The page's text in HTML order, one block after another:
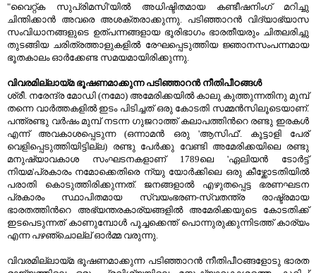
"വൈറ്റ്ക സുപ്രിമസി'യില്‍ അധിഷ്ടിതമായ കണ്ടീഷനിംഗ് മറിച്ചു
ചിന്തിക്കാന്‍ അവരെ അശക്തരാക്കുന്നു. പടിഞ്ഞാറന്‍ വിദ്യാഭ്യാസ
സംവിധാനങ്ങളുടെ ഉത്പന്നങ്ങളായ ഭൂരിഭാഗം ഭാരതീയരും ചിതലരിച്ചു
തുടങ്ങിയ ചരിത്രത്താളുകളില്‍ രേഘപ്പെടുത്തിയ ജ്ഞാനസംപന്നമായ
ഭൂതകാലം ഓര്‍ക്കേണ്ട സമയമായിരിക്കുന്നു.
വിവരമില്ലായ്മ ഭൂഷണമാക്കുന്ന പടിഞ്ഞാറന്‍ നീതിപീഠങ്ങള്‍
ശ്രീ. നരേന്ദ്ര മോഡി (നമോ) അമേരിക്കയില്‍ കാലു കുത്തുന്നതിനു മുമ്പ്
തന്നെ വാര്‍ത്തകളില്‍ ഇടം പിടിച്ചത് ഒരു കോടതി സമ്മന്‍സിലൂടെയാണ്.
പന്ത്രണ്ടു വര്‍ഷം മുമ്പ് നടന്ന ഗുജറാത്ത് കലാപത്തിന്‍റെ രണ്ടു ഇരകള്‍
എന്ന് അവകാശപ്പെടുന്ന (ഒന്നാമന്‍ ഒരു 'ആസിഫ്'. കൂട്ടാളി പേര്
വെളിപ്പെടുത്തിയിട്ടില്ല) രണ്ടു പേര്‍ക്കു വേണ്ടി അമേരിക്കയിലെ രണ്ടു
മനുഷ്യാവകാശ സംഘടനകളാണ് 1789ലെ 'ഏലിയന്‍ ടോര്‍ട്ട്
നിയമ'പ്രകാരം നമോക്കെതിരെ ന്യു യോര്‍ക്കിലെ ഒരു കീഴ്ക്കോടതിയില്‍
പരാതി കൊടുത്തിരിക്കുന്നത്. ജനങ്ങളാല്‍ എഴുതപ്പെട്ട ഭരണഘടന
പ്രകാരം സ്ഥാപിതമായ സ്വയംഭരണ-സ്വതന്ത്ര രാഷ്ട്രമായ
ഭാരതത്തിന്‍റെ അഭ്യന്തരകാര്യങ്ങളില്‍ അമേരിക്കയുടെ കോടതിക്ക്
ഇടപെടുന്നത് കാണുമ്പോള്‍ പൂച്ചക്കെന്ത് പൊന്നുരുക്കുന്നിടത്ത് കാര്യം
എന്ന പഴഞ്ചൊല്ല് ഓര്‍മ്മ വരുന്നു.
വിവരമില്ലായ്മ ഭൂഷണമാക്കുന്ന പടിഞ്ഞാറന്‍ നീതിപീഠങ്ങളോടു ഭാരത